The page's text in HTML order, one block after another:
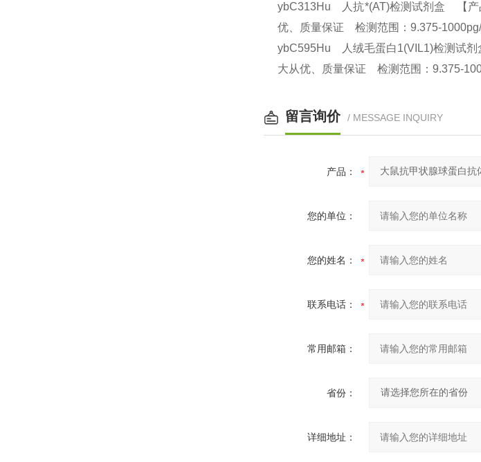
ybC313Hu 人抗*(AT)检测试剂盒 【产
优、质量保证 检测范围：9.375-
ybC595Hu 人绒毛蛋白1(VIL1)检测试
大从优、质量保证 检测范围：9.375-
留言询价 / MESSAGE INQUIRY
产品：
您的单位：
您的姓名：
联系电话：
常用邮箱：
省份：
详细地址：